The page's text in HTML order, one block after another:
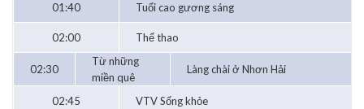
01:40 Tuổi cao gương sáng
02:00 Thể thao
02:30
Từ những
miền quê
Làng chài ở Nhơn Hải
02:45 VTV Sống khỏe